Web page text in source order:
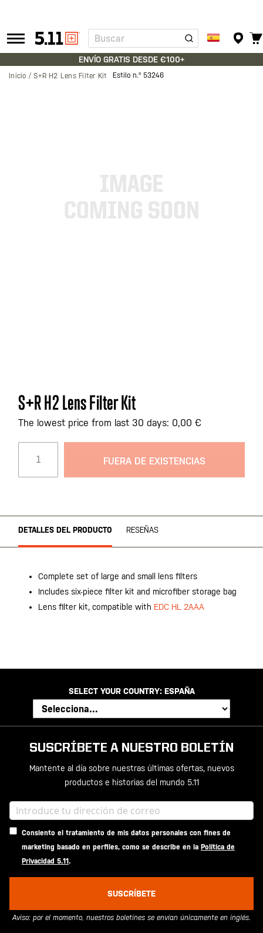
Tactical
Gear
Buscar
ENVÍO GRATIS DESDE €100+
Inicio S+R H2 Lens Filter Kit Estilo n.º 53246
Saltar
al
comienzo
galería
de
S+R H2 Lens Filter Kit
The lowest price from last 30 days: 0,00 €
FUERA DE EXISTENCIAS
DETALLES DEL PRODUCTO RESEÑAS
Complete set of large and small lens filters
Includes six-piece filter kit and microfiber storage bag
Lens filter kit, compatible with EDC HL 2AAA
SELECT YOUR COUNTRY: ESPAÑA
SUSCRÍBETE A NUESTRO BOLETÍN
Mantente al día sobre nuestras últimas ofertas, nuevos
productos e historias del mundo 5.11
Consiento el tratamiento de mis datos personales con fines de
marketing basado en perfiles, como se describe en la Política de
Privacidad 5.11.
SUSCRÍBETE
Aviso: por el momento, nuestros boletines se envían únicamente en inglés.